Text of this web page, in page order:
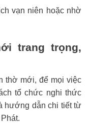
vạn niên hoặc nhờ
trang trọng,
thờ mới, để mọi việc
tổ chức nghi thức
hướng dẫn chi tiết từ